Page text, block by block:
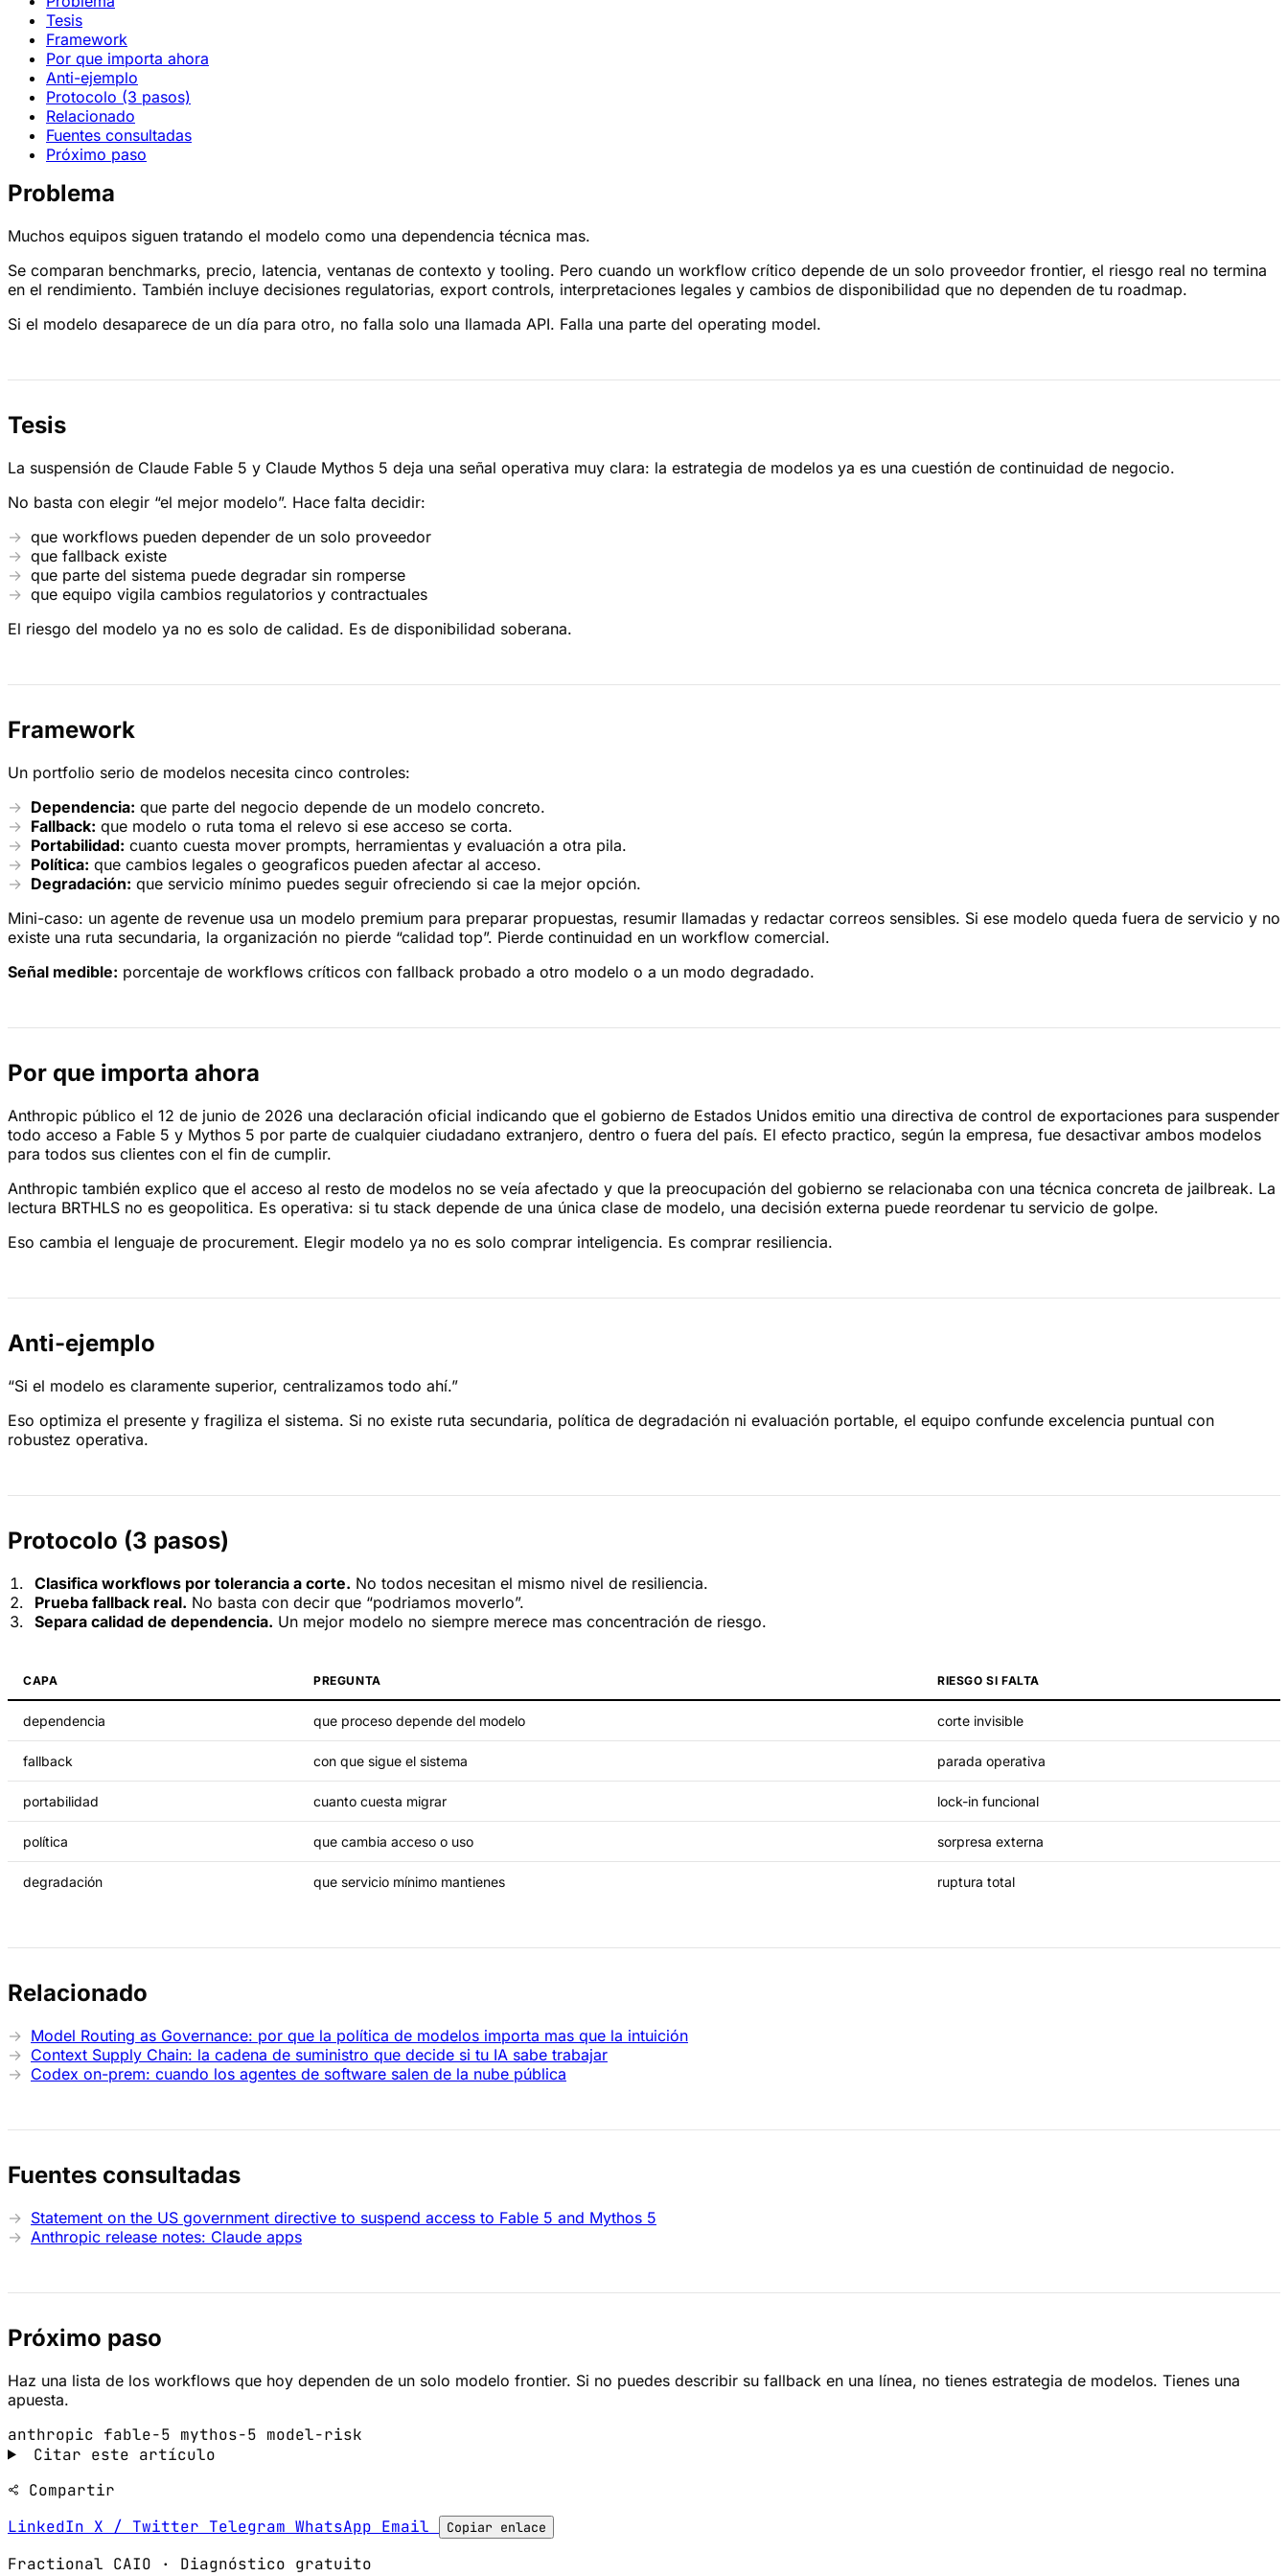
Tesis
Framework
Por que importa ahora
Anti-ejemplo
Protocolo (3 pasos)
Relacionado
Fuentes consultadas
Próximo paso
Problema
Muchos equipos siguen tratando el modelo como una dependencia técnica mas.
Se comparan benchmarks, precio, latencia, ventanas de contexto y tooling. Pero cuando un workflow crítico depende de un solo proveedor frontier, el riesgo real no termina
en el rendimiento. También incluye decisiones regulatorias, export controls, interpretaciones legales y cambios de disponibilidad que no dependen de tu roadmap.
Si el modelo desaparece de un día para otro, no falla solo una llamada API. Falla una parte del operating model.
Tesis
La suspensión de Claude Fable 5 y Claude Mythos 5 deja una señal operativa muy clara: la estrategia de modelos ya es una cuestión de continuidad de negocio.
No basta con elegir “el mejor modelo”. Hace falta decidir:
que workflows pueden depender de un solo proveedor
que fallback existe
que parte del sistema puede degradar sin romperse
que equipo vigila cambios regulatorios y contractuales
El riesgo del modelo ya no es solo de calidad. Es de disponibilidad soberana.
Framework
Un portfolio serio de modelos necesita cinco controles:
Dependencia: que parte del negocio depende de un modelo concreto.
Fallback: que modelo o ruta toma el relevo si ese acceso se corta.
Portabilidad: cuanto cuesta mover prompts, herramientas y evaluación a otra pila.
Política: que cambios legales o geograficos pueden afectar al acceso.
Degradación: que servicio mínimo puedes seguir ofreciendo si cae la mejor opción.
Mini-caso: un agente de revenue usa un modelo premium para preparar propuestas, resumir llamadas y redactar correos sensibles. Si ese modelo queda fuera de servicio y no
existe una ruta secundaria, la organización no pierde “calidad top”. Pierde continuidad en un workflow comercial.
Señal medible: porcentaje de workflows críticos con fallback probado a otro modelo o a un modo degradado.
Por que importa ahora
Anthropic público el 12 de junio de 2026 una declaración oficial indicando que el gobierno de Estados Unidos emitio una directiva de control de exportaciones para suspender
todo acceso a Fable 5 y Mythos 5 por parte de cualquier ciudadano extranjero, dentro o fuera del país. El efecto practico, según la empresa, fue desactivar ambos modelos
para todos sus clientes con el fin de cumplir.
Anthropic también explico que el acceso al resto de modelos no se veía afectado y que la preocupación del gobierno se relacionaba con una técnica concreta de jailbreak. La
lectura BRTHLS no es geopolitica. Es operativa: si tu stack depende de una única clase de modelo, una decisión externa puede reordenar tu servicio de golpe.
Eso cambia el lenguaje de procurement. Elegir modelo ya no es solo comprar inteligencia. Es comprar resiliencia.
Anti-ejemplo
“Si el modelo es claramente superior, centralizamos todo ahí.”
Eso optimiza el presente y fragiliza el sistema. Si no existe ruta secundaria, política de degradación ni evaluación portable, el equipo confunde excelencia puntual con
robustez operativa.
Protocolo (3 pasos)
Clasifica workflows por tolerancia a corte. No todos necesitan el mismo nivel de resiliencia.
Prueba fallback real. No basta con decir que “podriamos moverlo”.
Separa calidad de dependencia. Un mejor modelo no siempre merece mas concentración de riesgo.
CAPA PREGUNTA RIESGO SI FALTA
dependencia que proceso depende del modelo corte invisible
fallback con que sigue el sistema parada operativa
portabilidad cuanto cuesta migrar lock-in funcional
política que cambia acceso o uso sorpresa externa
degradación que servicio mínimo mantienes ruptura total
Relacionado
Model Routing as Governance: por que la política de modelos importa mas que la intuición
Context Supply Chain: la cadena de suministro que decide si tu IA sabe trabajar
Codex on-prem: cuando los agentes de software salen de la nube pública
Fuentes consultadas
Statement on the US government directive to suspend access to Fable 5 and Mythos 5
Anthropic release notes: Claude apps
Próximo paso
Haz una lista de los workflows que hoy dependen de un solo modelo frontier. Si no puedes describir su fallback en una línea, no tienes estrategia de modelos. Tienes una
apuesta.
anthropic fable-5 mythos-5 model-risk
Citar este artículo
Compartir
LinkedIn X / Twitter Telegram WhatsApp Email Copiar enlace
Fractional CAIO · Diagnóstico gratuito